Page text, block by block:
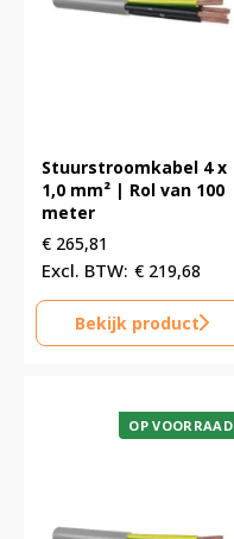
Stuurstroomkabel 4 x
1,0 mm² | Rol van 100
meter
€ 265,81
€ 219,68
Bekijk product
OP VOORRAAD